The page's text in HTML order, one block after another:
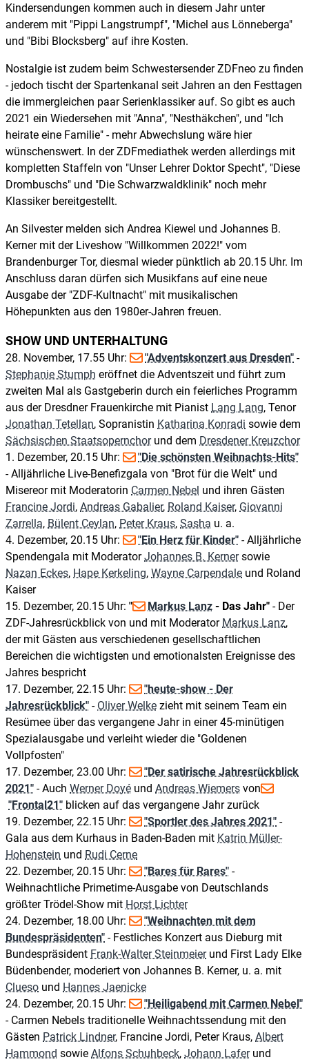
Kindersendungen kommen auch in diesem Jahr unter
anderem mit "Pippi Langstrumpf", "Michel aus Lönneberga"
und "Bibi Blocksberg" auf ihre Kosten.
Nostalgie ist zudem beim Schwestersender ZDFneo zu finden
- jedoch tischt der Spartenkanal seit Jahren an den Festtagen
die immergleichen paar Serienklassiker auf. So gibt es auch
2021 ein Wiedersehen mit "Anna", "Nesthäkchen", und "Ich
heirate eine Familie" - mehr Abwechslung wäre hier
wünschenswert. In der ZDFmediathek werden allerdings mit
kompletten Staffeln von "Unser Lehrer Doktor Specht", "Diese
Drombuschs" und "Die Schwarzwaldklinik" noch mehr
Klassiker bereitgestellt.
An Silvester melden sich Andrea Kiewel und Johannes B.
Kerner mit der Liveshow "Willkommen 2022!" vom
Brandenburger Tor, diesmal wieder pünktlich ab 20.15 Uhr. Im
Anschluss daran dürfen sich Musikfans auf eine neue
Ausgabe der "ZDF-Kultnacht" mit musikalischen
Höhepunkten aus den 1980er-Jahren freuen.
SHOW UND UNTERHALTUNG
28. November, 17.55 Uhr: "Adventskonzert aus Dresden" -
Stephanie Stumph eröffnet die Adventszeit und führt zum
zweiten Mal als Gastgeberin durch ein feierliches Programm
aus der Dresdner Frauenkirche mit Pianist Lang Lang, Tenor
Jonathan Tetellan, Sopranistin Katharina Konradi sowie dem
Sächsischen Staatsopernchorund dem Dresdener Kreuzchor
1. Dezember, 20.15 Uhr:
"Die schönsten Weihnachts-Hits"
- Alljährliche Live-Benefizgala von "Brot für die Welt" und
Misereor mit Moderatorin Carmen Nebel und ihren Gästen
Francine Jordi, Andreas Gabalier, Roland Kaiser, Giovanni
Zarrella, Bülent Ceylan, Peter Kraus, Sasha u. a.
4. Dezember, 20.15 Uhr:
"Ein Herz für Kinder" - Alljährliche
Spendengala mit ModeratorJohannes B. Kernersowie
Nazan Eckes, Hape Kerkeling, Wayne Carpendale und Roland
Kaiser
15. Dezember, 20.15 Uhr: " Markus Lanz - Das Jahr" - Der
ZDF-Jahresrückblick von und mit Moderator Markus Lanz,
der mit Gästen aus verschiedenen gesellschaftlichen
Bereichen die wichtigsten und emotionalsten Ereignisse des
Jahres bespricht
17. Dezember, 22.15 Uhr:
"heute-show - Der
Jahresrückblick" - Oliver Welke zieht mit seinem Team ein
Resümee über das vergangene Jahr in einer 45-minütigen
Spezialausgabe und verleiht wieder die "Goldenen
Vollpfosten"
17. Dezember, 23.00 Uhr:
"Der satirische Jahresrückblick
2021" - Auch Werner Doyé und Andreas Wiemers von
"Frontal21" blicken auf das vergangene Jahr zurück
19. Dezember, 22.15 Uhr:
"Sportler des Jahres 2021" -
Gala aus dem Kurhaus in Baden-Baden mit Katrin Müller-
Hohenstein und Rudi Cerne
22. Dezember, 20.15 Uhr:
"Bares für Rares" -
Weihnachtliche Primetime-Ausgabe von Deutschlands
größter Trödel-Show mit Horst Lichter
24. Dezember, 18.00 Uhr:
"Weihnachten mit dem
Bundespräsidenten" - Festliches Konzert aus Dieburg mit
Bundespräsident Frank-Walter Steinmeierund First Lady Elke
Büdenbender, moderiert von Johannes B. Kerner, u. a. mit
Clueso und Hannes Jaenicke
24. Dezember, 20.15 Uhr:
"Heiligabend mit Carmen Nebel"
- Carmen Nebels traditionelle Weihnachtssendung mit den
Gästen Patrick Lindner, Francine Jordi, Peter Kraus, Albert
Hammond sowie Alfons Schuhbeck, Johann Laferund